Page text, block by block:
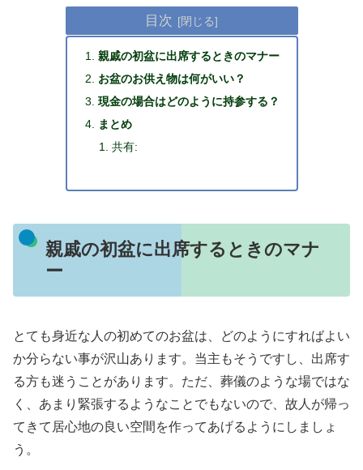
目次
親戚の初盆に出席するときのマナー
お盆のお供え物は何がいい？
現金の場合はどのように持参する？
まとめ
共有:
親戚の初盆に出席するときのマナ
ー
とても身近な人の初めてのお盆は、どのようにすればよい
か分らない事が沢山あります。当主もそうですし、出席す
る方も迷うことがあります。ただ、葬儀のような場ではな
く、あまり緊張するようなことでもないので、故人が帰っ
てきて居心地の良い空間を作ってあげるようにしましょ
う。